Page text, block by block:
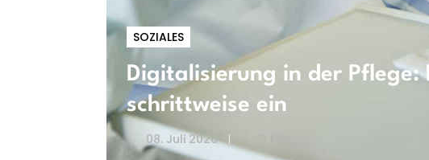
SOZIALES
Digitalisierung in der Pflege:
schrittweise ein
08. Juli 2026